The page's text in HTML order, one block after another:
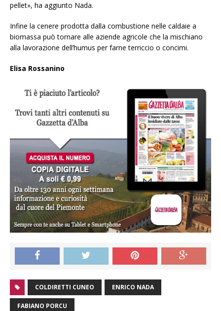
pellet», ha aggiunto Nada.
Infine la cenere prodotta dalla combustione nelle caldaie a
biomassa può tornare alle aziende agricole che la mischiano
alla lavorazione dell’humus per farne terriccio o concimi.
Elisa Rossanino
COLDIRETTI CUNEO ENRICO NADA
FABIANO PORCU